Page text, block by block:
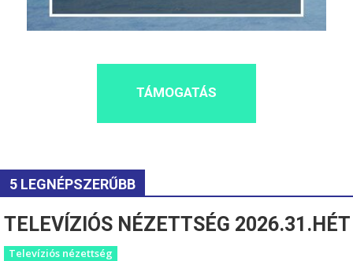
TÁMOGATÁS
5 LEGNÉPSZERŰBB
TELEVÍZIÓS NÉZETTSÉG 2026.31.HÉT
Televíziós nézettség